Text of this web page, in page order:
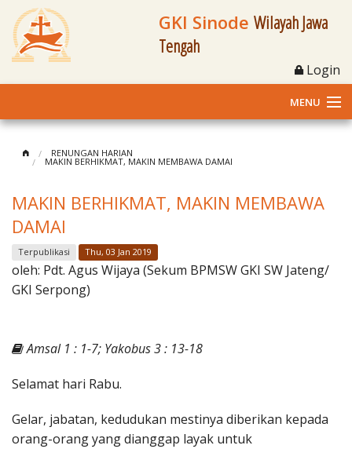
GKI Sinode Wilayah Jawa
Tengah
Login
MENU
Klasis dan Jemaat
Berita Kegiatan
Fasilitas
RENUNGAN HARIAN
MAKIN BERHIKMAT, MAKIN MEMBAWA DAMAI
MAKIN BERHIKMAT, MAKIN MEMBAWA
DAMAI
Terpublikasi Thu, 03 Jan 2019
oleh: Pdt. Agus Wijaya (Sekum BPMSW GKI SW Jateng/
GKI Serpong)
Amsal 1 : 1-7; Yakobus 3 : 13-18
Selamat hari Rabu.
Gelar, jabatan, kedudukan mestinya diberikan kepada
orang-orang yang dianggap layak untuk